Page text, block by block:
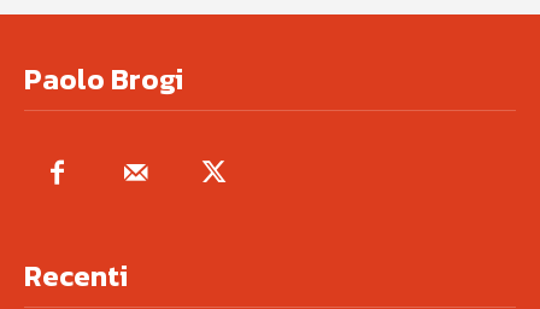
Paolo Brogi
Recenti